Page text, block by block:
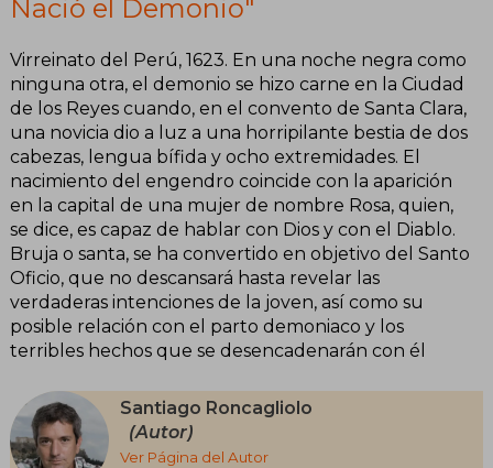
Nació el Demonio"
Virreinato del Perú, 1623. En una noche negra como
ninguna otra, el demonio se hizo carne en la Ciudad
de los Reyes cuando, en el convento de Santa Clara,
una novicia dio a luz a una horripilante bestia de dos
cabezas, lengua bífida y ocho extremidades. El
nacimiento del engendro coincide con la aparición
en la capital de una mujer de nombre Rosa, quien,
se dice, es capaz de hablar con Dios y con el Diablo.
Bruja o santa, se ha convertido en objetivo del Santo
Oficio, que no descansará hasta revelar las
verdaderas intenciones de la joven, así como su
posible relación con el parto demoniaco y los
terribles hechos que se desencadenarán con él
Santiago Roncagliolo
(Autor)
Ver Página del Autor